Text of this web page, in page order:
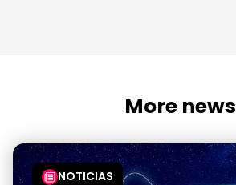
More news
NOTICIAS